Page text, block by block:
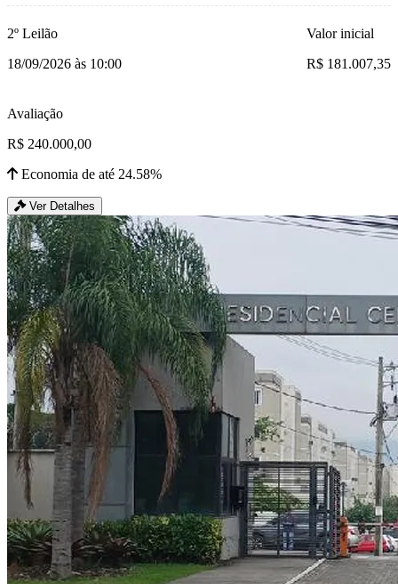
2º Leilão
18/09/2026 às 10:00
Valor inicial
R$ 181.007,35
Avaliação
R$ 240.000,00
Economia de até 24.58%
Ver Detalhes